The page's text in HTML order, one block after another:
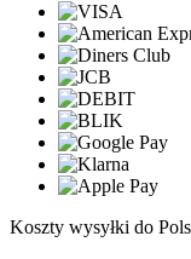
Koszty wysyłki do